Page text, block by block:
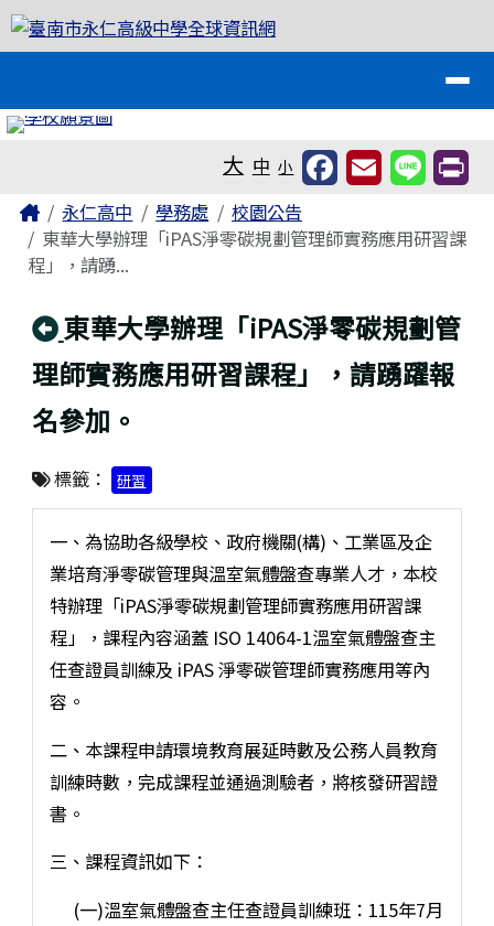
跳至主內容區
臺南市永仁高級中學全球資訊網
大 中 小
主內容區域
Home永仁高中 學務處
校園公告
東華大學辦理「iPAS淨零碳規劃管理師實務應用研習課
程」，請踴...
回上頁
東華大學辦理「iPAS淨零碳規劃管
理師實務應用研習課程」，請踴躍報
名參加。
標籤： 研習
一、為協助各級學校、政府機關(構)、工業區及企
業培育淨零碳管理與溫室氣體盤查專業人才，本校
特辦理「iPAS淨零碳規劃管理師實務應用研習課
程」，課程內容涵蓋 ISO 14064-1溫室氣體盤查主
任查證員訓練及 iPAS 淨零碳管理師實務應用等內
容。
二、本課程申請環境教育展延時數及公務人員教育
訓練時數，完成課程並通過測驗者，將核發研習證
書。
三、課程資訊如下：
(一)溫室氣體盤查主任查證員訓練班：115年7月
頁尾區域